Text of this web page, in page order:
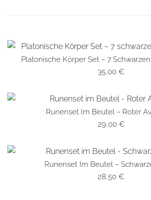
SCHNELLANSICHT
Platonische Körper Set – 7
35,00 €
SCHNELLANSICHT
Runenset Im Beutel – Roter
29,00 €
SCHNELLANSICHT
Runenset Im Beutel –
28,50 €